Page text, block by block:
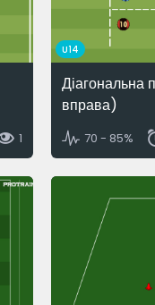
1
U14
Діагональна
вправа)
70 - 85%